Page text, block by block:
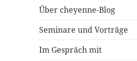
Über cheyenne-Blog
Seminare und Vorträge
Im Gespräch mit